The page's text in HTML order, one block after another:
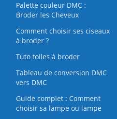
Palette couleur DMC :
Broder les Cheveux
Comment choisir ses ciseaux
à broder ?
Tuto toiles à broder
Tableau de conversion DMC
vers DMC
Guide complet : Comment
choisir sa lampe ou lampe